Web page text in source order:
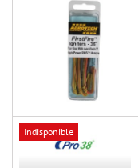
Indisponible